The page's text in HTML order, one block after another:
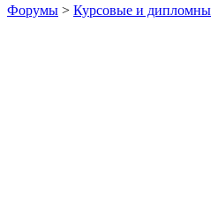
Форумы > Курсовые и